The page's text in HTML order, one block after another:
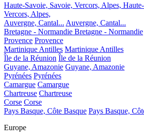
Haute-Savoie, Savoie, Vercors, Alpes,
Vercors, Alpes,
Auvergne, Cantal... Auvergne, Cantal...
Bretagne - Normandie Bretagne - Normandie
Provence Provence
Martinique Antilles Martinique Antilles
Île de la Réunion Île de la Réunion
Guyane, Amazonie Guyane, Amazonie
Pyrénées Pyrénées
Camargue Camargue
Chartreuse Chartreuse
Corse Corse
Pays Basque, Côte Basque Pays Basque,
Europe